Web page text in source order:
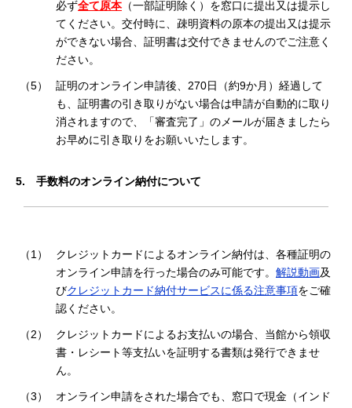
必ず全て原本（一部証明除く）を窓口に提出又は提示し
てください。交付時に、疎明資料の原本の提出又は提示
ができない場合、証明書は交付できませんのでご注意く
ださい。
（5）
証明のオンライン申請後、270日（約9か月）経過して
も、証明書の引き取りがない場合は申請が自動的に取り
消されますので、「審査完了」のメールが届きましたら
お早めに引き取りをお願いいたします。
5. 手数料のオンライン納付について
（1）
クレジットカードによるオンライン納付は、各種証明の
オンライン申請を行った場合のみ可能です。 解説動画及
びクレジットカード納付サービスに係る注意事項をご確
認ください。
（2）
クレジットカードによるお支払いの場合、当館から領収
書・レシート等支払いを証明する書類は発行できませ
ん。
（3）
オンライン申請をされた場合でも、窓口で現金（インド